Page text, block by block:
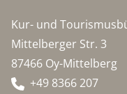
Kur- und
Mittelberger Str. 3
87466 Oy-Mittelberg
+49 8366 207